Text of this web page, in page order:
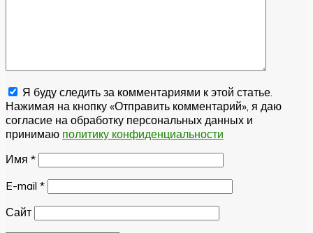
Я буду следить за комментариями к этой статье.
Нажимая на кнопку «Отправить комментарий», я даю
согласие на обработку персональных данных и
принимаю политику конфиденциальности
Имя *
E-mail *
Сайт